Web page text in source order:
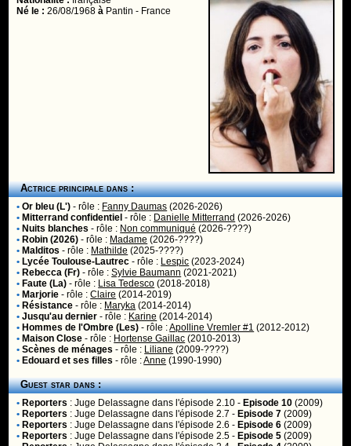
Né le :26/08/1968à Pantin - France
Actrice principale dans :
• Or bleu (L') - rôle : Fanny Daumas (2026-2026)
• Mitterrand confidentiel - rôle : Danielle Mitterrand (2026-2026)
• Nuits blanches - rôle : Non communiqué (2026-????)
• Robin (2026) - rôle : Madame (2026-????)
• Malditos - rôle : Mathilde (2025-????)
• Lycée Toulouse-Lautrec - rôle : Lespic (2023-2024)
• Rebecca (Fr) - rôle :Sylvie Baumann (2021-2021)
• Faute (La) - rôle : Lisa Tedesco (2018-2018)
• Marjorie - rôle :Claire (2014-2019)
• Résistance - rôle : Maryka (2014-2014)
• Jusqu'au dernier - rôle : Karine (2014-2014)
• Hommes de l'Ombre (Les) - rôle :Apolline Vremler #1 (2012-2012)
• Maison Close - rôle : Hortense Gaillac (2010-2013)
• Scènes de ménages - rôle : Liliane (2009-????)
• Edouard et ses filles - rôle :Anne (1990-1990)
Guest star dans :
• Reporters :Juge Delassagne dans l'épisode 2.10 - Episode 10 (2009)
• Reporters :Juge Delassagne dans l'épisode 2.7 - Episode 7 (2009)
• Reporters :Juge Delassagne dans l'épisode 2.6 - Episode 6 (2009)
• Reporters :Juge Delassagne dans l'épisode 2.5 - Episode 5 (2009)